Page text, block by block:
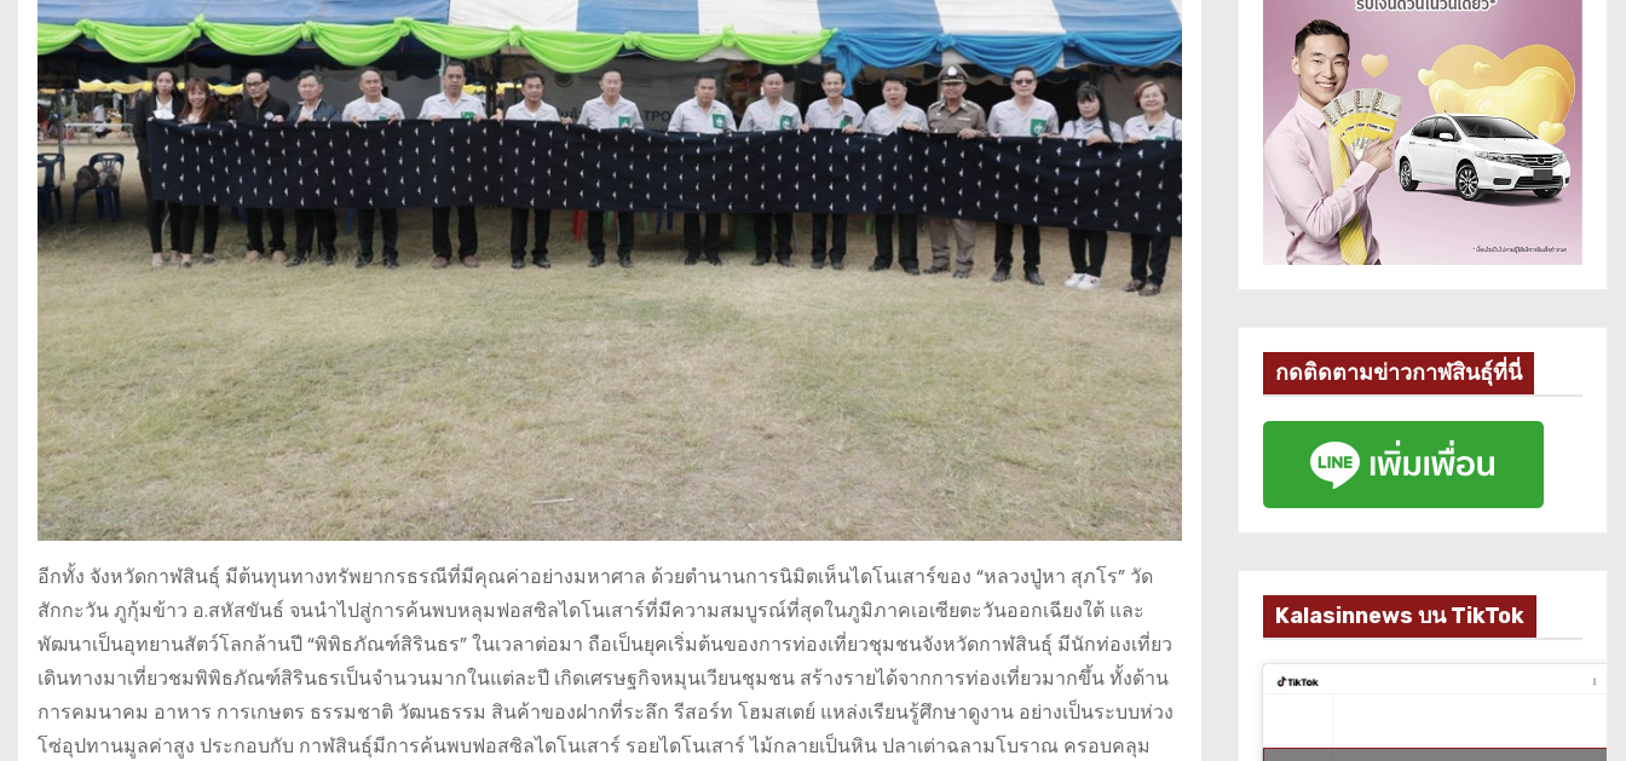
อีกทั้ง จังหวัดกาฬสินธุ์ มีต้นทุนทางทรัพยากรธรณีที่มีคุณค่าอย่างมหาศาล ด้วยตำนานการนิมิตเห็นไดโนเสาร์ของ “หลวงปู่หา สุภโร” วัด
สักกะวัน ภูกุ้มข้าว อ.สหัสขันธ์ จนนำไปสู่การค้นพบหลุมฟอสซิลไดโนเสาร์ที่มีความสมบูรณ์ที่สุดในภูมิภาคเอเซียตะวันออกเฉียงใต้ และ
พัฒนาเป็นอุทยานสัตว์โลกล้านปี “พิพิธภัณฑ์สิรินธร” ในเวลาต่อมา ถือเป็นยุคเริ่มต้นของการท่องเที่ยวชุมชนจังหวัดกาฬสินธุ์ มีนักท่องเที่ยว
เดินทางมาเที่ยวชมพิพิธภัณฑ์สิรินธรเป็นจำนวนมากในแต่ละปี เกิดเศรษฐกิจหมุนเวียนชุมชน สร้างรายได้จากการท่องเที่ยวมากขึ้น ทั้งด้าน
การคมนาคม อาหาร การเกษตร ธรรมชาติ วัฒนธรรม สินค้าของฝากที่ระลึก รีสอร์ท โฮมสเตย์ แหล่งเรียนรู้ศึกษาดูงาน อย่างเป็นระบบห่วง
โซ่อุปทานมูลค่าสูง ประกอบกับ กาฬสินธุ์มีการค้นพบฟอสซิลไดโนเสาร์ รอยไดโนเสาร์ ไม้กลายเป็นหิน ปลาเต่าฉลามโบราณ ครอบคลุม
กดติดตามข่าวกาฬสินธุ์ที่นี่
Kalasinnews บน TikTok